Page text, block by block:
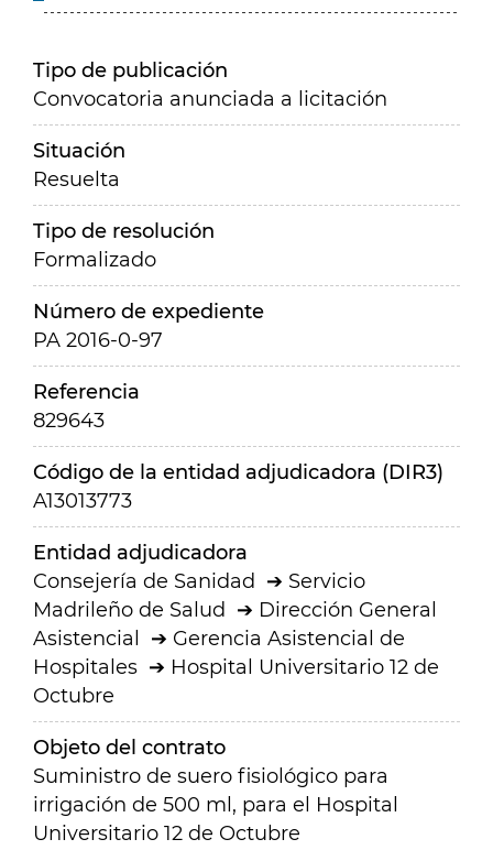
Tipo de publicación
Convocatoria anunciada a licitación
Situación
Resuelta
Tipo de resolución
Formalizado
Número de expediente
PA 2016-0-97
Referencia
829643
Código de la entidad adjudicadora (DIR3)
A13013773
Entidad adjudicadora
Consejería de Sanidad
Servicio
Madrileño de Salud
Dirección General
Asistencial
Gerencia Asistencial de
Hospitales
Hospital Universitario 12 de
Octubre
Objeto del contrato
Suministro de suero fisiológico para
irrigación de 500 ml, para el Hospital
Universitario 12 de Octubre